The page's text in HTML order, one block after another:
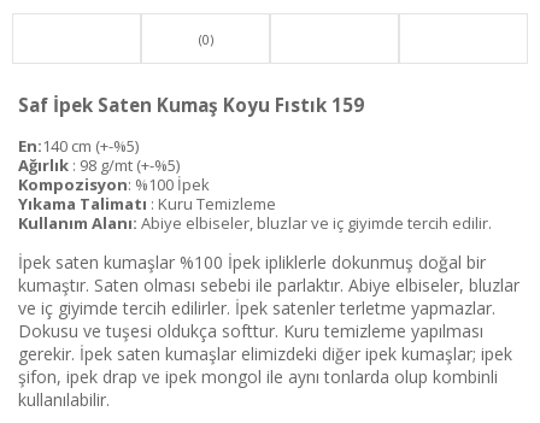
(0)
Saf İpek Saten Kumaş Koyu Fıstık 159
En:140 cm (+-%5)
Ağırlık : 98 g/mt (+-%5)
Kompozisyon: %100 İpek
Yıkama Talimatı : Kuru Temizleme
Kullanım Alanı: Abiye elbiseler, bluzlar ve iç giyimde tercih edilir.
İpek saten kumaşlar %100 İpek ipliklerle dokunmuş doğal bir
kumaştır. Saten olması sebebi ile parlaktır. Abiye elbiseler, bluzlar
ve iç giyimde tercih edilirler. İpek satenler terletme yapmazlar.
Dokusu ve tuşesi oldukça softtur. Kuru temizleme yapılması
gerekir. İpek saten kumaşlar elimizdeki diğer ipek kumaşlar; ipek
şifon, ipek drap ve ipek mongol ile aynı tonlarda olup kombinli
kullanılabilir.